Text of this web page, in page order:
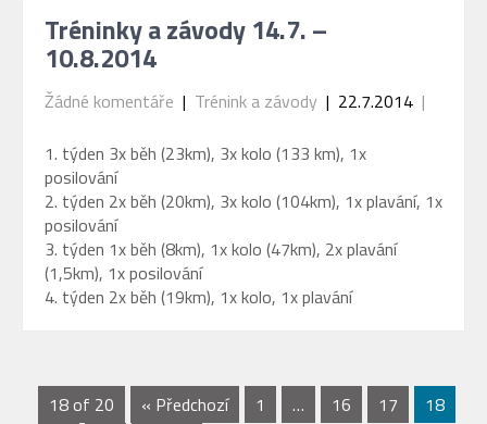
Tréninky a závody 14.7. –
10.8.2014
Žádné komentáře | Trénink a závody | 22.7.2014 |
1. týden 3x běh (23km), 3x kolo (133 km), 1x
posilování
2. týden 2x běh (20km), 3x kolo (104km), 1x plavání, 1x
posilování
3. týden 1x běh (8km), 1x kolo (47km), 2x plavání
(1,5km), 1x posilování
4. týden 2x běh (19km), 1x kolo, 1x plavání
18 of 20 « Předchozí 1 … 16 17
18